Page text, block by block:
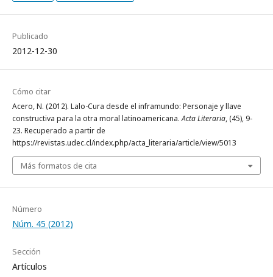
Publicado
2012-12-30
Cómo citar
Acero, N. (2012). Lalo-Cura desde el inframundo: Personaje y llave
constructiva para la otra moral latinoamericana.Acta Literaria, (45), 9-
23. Recuperado a partir de
https://revistas.udec.cl/index.php/acta_literaria/article/view/5013
Más formatos de cita
Número
Núm. 45 (2012)
Sección
Artículos